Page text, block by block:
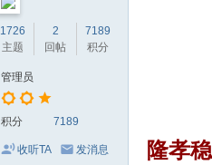
1726
主题
2
回帖
7189
积分
管理员
积分 7189
收听TA 发消息 隆孝稳